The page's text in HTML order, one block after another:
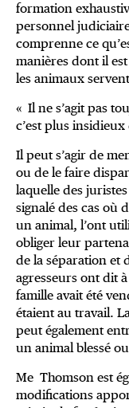
formation
personnel
comprenne ce
manières dont il
les animaux
« Il ne s’agit pas
c’est plus
Il peut s’agir de
ou de le faire
laquelle des
signalé des cas où
un animal, l’ont
obliger leur
de la séparation et
agresseurs ont dit
famille avait été
étaient au travail.
peut également
un animal blessé
Me Thomson est
modifications